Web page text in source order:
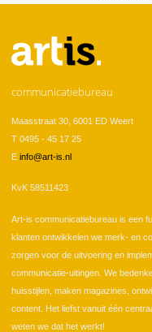
U bent hier
communicatiebureau
Maasstraat 30, 6001 ED Weert
T 0495 - 45 17 25
E info@art-is.nl
KvK 58511423
Art-is communicatiebureau is een
klanten ontwikkelen we merk- en
zorgen voor de uitvoering en
communicatie-uitingen. We
huisstijlen, maken magazines,
content. Het liefst vanuit één
weten we dat het werkt!